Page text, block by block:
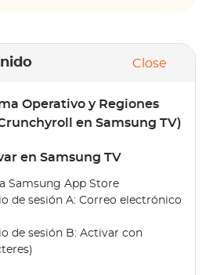
Close
Operativo y Regiones
en Samsung TV)
en Samsung TV
Samsung App Store
de sesión A: Correo electrónico
de sesión B: Activar con